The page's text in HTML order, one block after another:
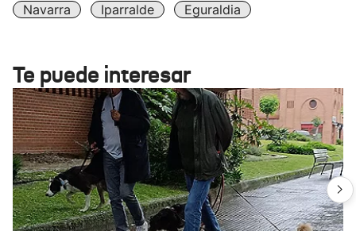
Navarra Iparralde Eguraldia
Te puede interesar